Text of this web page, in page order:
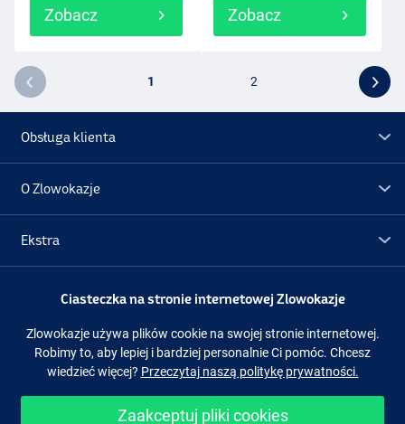
Zobacz Zobacz
1 2
Obsługa klienta
O Zlowokazje
Ekstra
Promocje
Obserwuj nas Facebook Instagram
Ciasteczka na stronie internetowej Zlowokazje
Zlowokazje używa plików cookie na swojej stronie internetowej.
Robimy to, aby lepiej i bardziej personalnie Ci pomóc. Chcesz
wiedzieć więcej? Przeczytaj naszą politykę prywatności.
Zaakceptuj pliki cookies